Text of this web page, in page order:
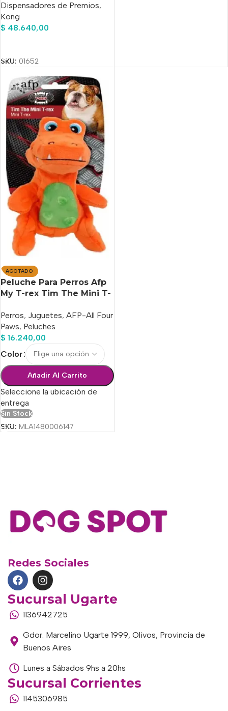
Dispensadores de Premios,
Kong
$ 48.640,00
SKU: 01652
AGOTADO
Peluche Para Perros Afp
My T-rex Tim The Mini T-
Perros, Juguetes, AFP-All Four
Paws, Peluches
$ 16.240,00
Color
Añadir Al Carrito
Seleccione la ubicación de
entrega
Sin Stock
SKU: MLA1480006147
Redes Sociales
Sucursal Ugarte
1136942725
Gdor. Marcelino Ugarte 1999, Olivos, Provincia de
Buenos Aires
Lunes a Sábados 9hs a 20hs
Sucursal Corrientes
1145306985